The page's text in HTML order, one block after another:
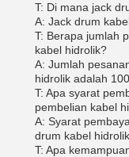
T: Di mana jack
A: Jack drum
T: Berapa jumlah
kabel hidrolik?
A: Jumlah
hidrolik adalah
T: Apa syarat
pembelian kabel
A: Syarat
drum kabel
T: Apa